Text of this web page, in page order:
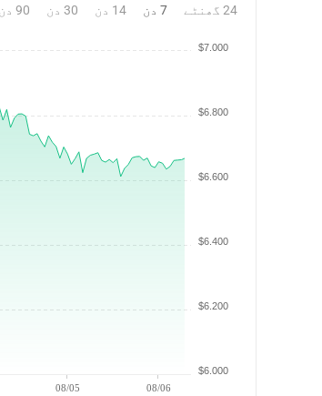
24 گھنٹے 7 دن 14 دن 30 دن 90 دن
08/05 08/06
$6.000
$6.200
$6.400
$6.600
$6.800
$7.000